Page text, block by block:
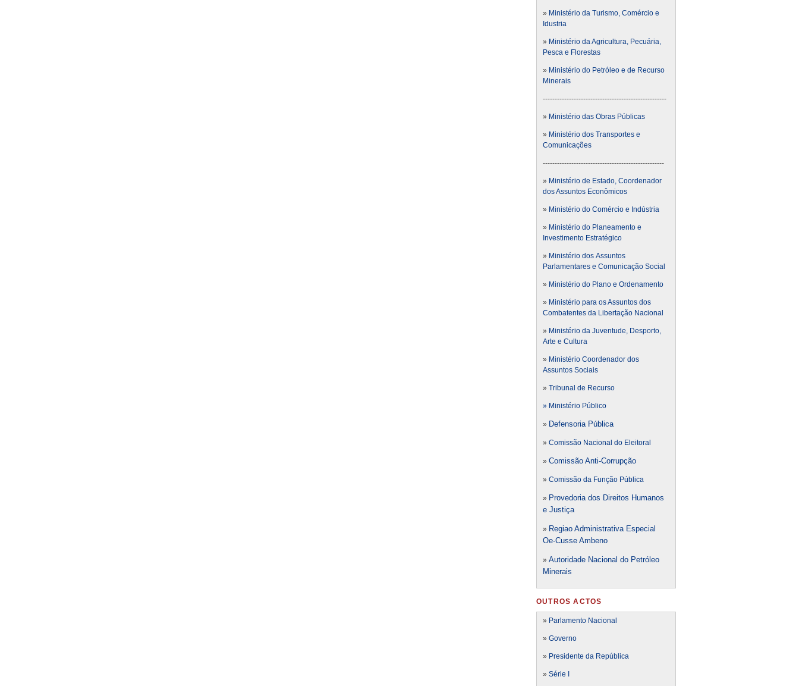
» Ministério da Turismo, Comércio e
Idustria
» Ministério da Agricultura, Pecuária,
Pesca e Florestas
» Ministério do Petróleo e de Recurso
Minerais
----------------------------------------------------
» Ministério das Obras Públicas
» Ministério dos Transportes e
Comunicações
---------------------------------------------------
» Ministério de Estado, Coordenador
dos Assuntos Econômicos
» Ministério do Comércio e Indústria
» Ministério do Planeamento e
Investimento Estratégico
» Ministério dos Assuntos
Parlamentares e Comunicação Social
» Ministério do Plano e Ordenamento
» Ministério para os Assuntos dos
Combatentes da Libertação Nacional
» Ministério da Juventude, Desporto,
Arte e Cultura
» Ministério Coordenador dos
Assuntos Sociais
» Tribunal de Recurso
» Ministério Público
» Defensoria Pública
» Comissão Nacional do Eleitoral
» Comissão Anti-Corrupção
» Comissão da Função Pública
» Provedoria dos Direitos Humanos
e Justiça
» Regiao Administrativa Especial
Oe-Cusse Ambeno
» Autoridade Nacional do Petróleo
Minerais
OUTROS ACTOS
» Parlamento Nacional
» Governo
» Presidente da República
» Série I